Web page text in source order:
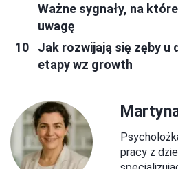
Ważne sygnały, na
uwagę
Jak rozwijają się zęby u
etapy wz growth
pracy z